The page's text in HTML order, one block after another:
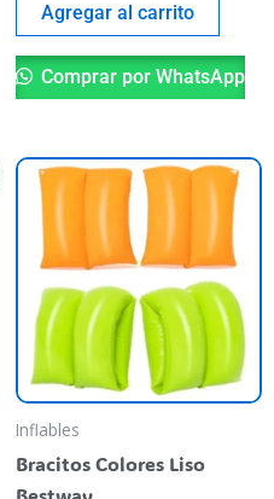
Agregar al carrito
Comprar por WhatsApp
Inflables
Bracitos Colores Liso